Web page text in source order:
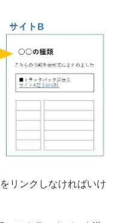
リンクしなければいけ